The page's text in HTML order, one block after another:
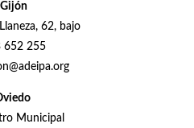
Gijón
62, bajo
652 255
Municipal